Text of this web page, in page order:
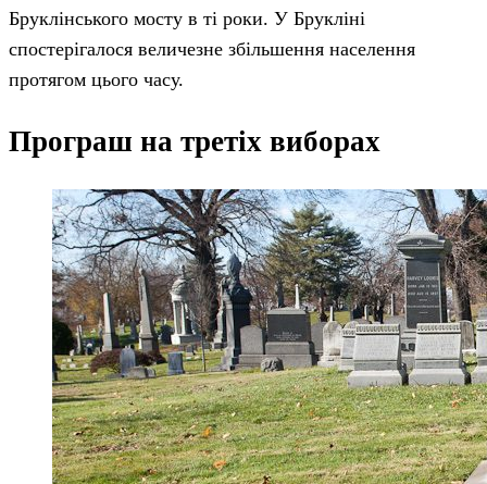
Бруклінського мосту в ті роки. У Брукліні
спостерігалося величезне збільшення населення
протягом цього часу.
Програш на третіх виборах